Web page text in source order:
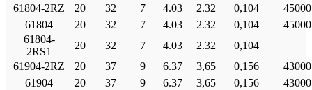
61804-2RZ
20 32 7 4.03 2.32 0,104
45000
61804
20 32 7 4.03 2.32 0,104
45000
61804-
2RS1
20 32 7 4.03 2.32
0,104
61904-2RZ
20 37 9 6.37 3,65 0,156
43000
61904
20 37 9 6.37 3,65 0,156
43000